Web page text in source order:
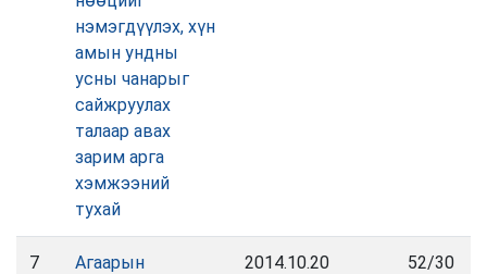
нэмэгдүүлэх, хүн
амын ундны
усны чанарыг
сайжруулах
талаар авах
зарим арга
хэмжээний
тухай
7
Агаарын
2014.10.20 52/30